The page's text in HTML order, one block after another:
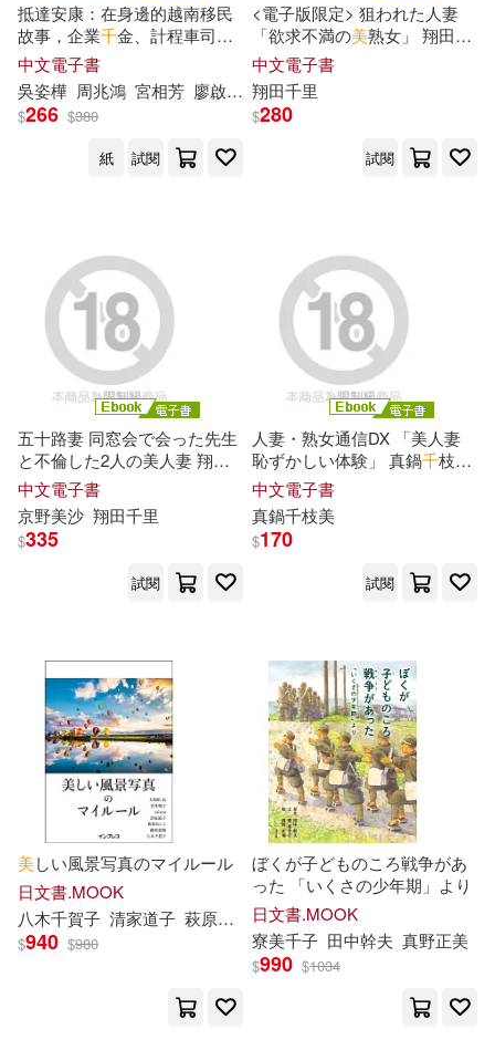
抵達安康：在身邊的越南移民
故事，企業千金、計程車司
機、市場與美甲店的阿姨……
(電子書)
中文電子書
吳姿樺 周兆鴻 宮相芳 廖啟均 彭翠瑛 徐俊文
$266 $380
紙
試閱
<電子版限定> 狙われた人妻
「欲求不満の美熟女」 翔田千
里 写真集 (電子書)
中文電子書
翔田千里
$280
試閱
五十路妻 同窓会で会った先生
と不倫した2人の美人妻 翔田
千里 京野美
中文電子書
京野美沙 翔田千里
$335
試閱
人妻・熟女通信DX 「美人妻
恥ずかしい体験」 真鍋千枝美
(電子書)
中文電子書
真鍋千枝美
$170
試閱
美しい風景写真のマイルール
日文書.MOOK
八木千賀子 清家道子 萩原れいこ(等)
$940 $980
ぼくが子どものころ戦争があ
った 「いくさの少年期」より
日文書.MOOK
寮美千子 田中幹夫 真野正美
$990 $1034